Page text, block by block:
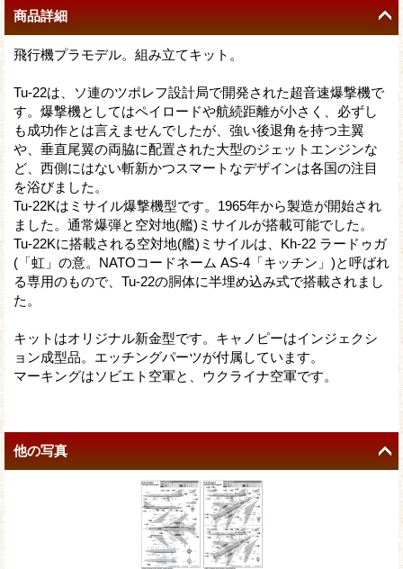
商品詳細
飛行機プラモデル。組み立てキット。
Tu-22は、ソ連のツポレフ設計局で開発された超音速爆撃機で
す。爆撃機としてはペイロードや航続距離が小さく、必ずし
も成功作とは言えませんでしたが、強い後退角を持つ主翼
や、垂直尾翼の両脇に配置された大型のジェットエンジンな
ど、西側にはない斬新かつスマートなデザインは各国の注目
を浴びました。
Tu-22Kはミサイル爆撃機型です。1965年から製造が開始され
ました。通常爆弾と空対地(艦)ミサイルが搭載可能でした。
Tu-22Kに搭載される空対地(艦)ミサイルは、Kh-22 ラードゥガ
(「虹」の意。NATOコードネーム AS-4「キッチン」)と呼ばれ
る専用のもので、Tu-22の胴体に半埋め込み式で搭載されまし
た。
キットはオリジナル新金型です。キャノピーはインジェクシ
ョン成型品。エッチングパーツが付属しています。
マーキングはソビエト空軍と、ウクライナ空軍です。
他の写真